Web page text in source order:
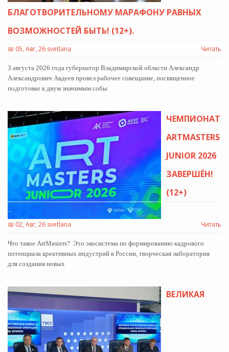
БЛАГОТВОРИТЕЛЬНОМУ МАРАФОНУ РАВНЫХ
ВОЗМОЖНОСТЕЙ БЫТЬ! (12+).
📅 05, Авг, 26 svetlana Читать
3 августа 2026 года губернатор Владимирской области Александр
Александрович Авдеев провел рабочее совещание, посвященное
подготовке к двум значимым собы
ЧЕМПИОНАТ
ARTMASTERS
JUNIOR 2026
ЗАВЕРШЁН!
(12+)
📅 02, Авг, 26 svetlana Читать
Что такое ArtMasters? Это экосистема по формированию кадрового
потенциала креативных индустрий в России, творческая лаборатория
для создания новых
ВЕЛИКАЯ